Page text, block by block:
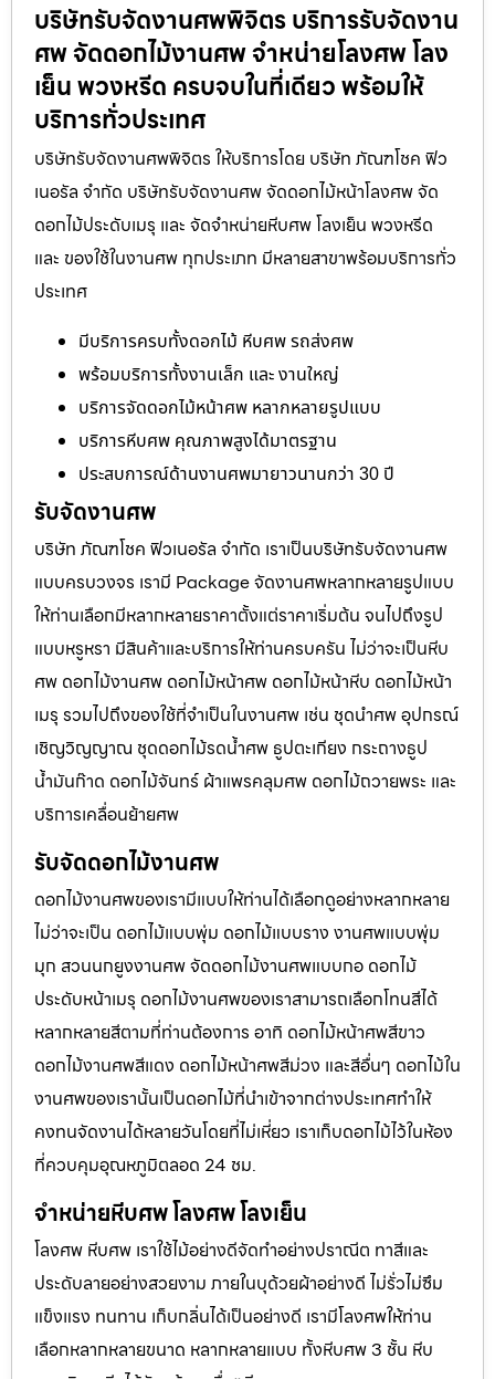
บริษัทรับจัดงานศพพิจิตร บริการรับจัดงาน
ศพ จัดดอกไม้งานศพ จำหน่ายโลงศพ โลง
เย็น พวงหรีด ครบจบในที่เดียว พร้อมให้
บริการทั่วประเทศ
บริษัทรับจัดงานศพพิจิตร ให้บริการโดย บริษัท ภัณฑโชค ฟิว
เนอรัล จำกัด บริษัทรับจัดงานศพ จัดดอกไม้หน้าโลงศพ จัด
ดอกไม้ประดับเมรุ และ จัดจำหน่ายหีบศพ โลงเย็น พวงหรีด
และ ของใช้ในงานศพ ทุกประเภท มีหลายสาขาพร้อมบริการทั่ว
ประเทศ
มีบริการครบทั้งดอกไม้ หีบศพ รถส่งศพ
พร้อมบริการทั้งงานเล็ก และ งานใหญ่
บริการจัดดอกไม้หน้าศพ หลากหลายรูปแบบ
บริการหีบศพ คุณภาพสูงได้มาตรฐาน
ประสบการณ์ด้านงานศพมายาวนานกว่า 30 ปี
รับจัดงานศพ
บริษัท ภัณฑโชค ฟิวเนอรัล จำกัด เราเป็นบริษัทรับจัดงานศพ
แบบครบวงจร เรามี Package จัดงานศพหลากหลายรูปแบบ
ให้ท่านเลือกมีหลากหลายราคาตั้งแต่ราคาเริ่มต้น จนไปถึงรูป
แบบหรูหรา มีสินค้าและบริการให้ท่านครบครัน ไม่ว่าจะเป็นหีบ
ศพ ดอกไม้งานศพ ดอกไม้หน้าศพ ดอกไม้หน้าหีบ ดอกไม้หน้า
เมรุ รวมไปถึงของใช้ที่จำเป็นในงานศพ เช่น ชุดนำศพ อุปกรณ์
เชิญวิญญาณ ชุดดอกไม้รดน้ำศพ ธูปตะเกียง กระถางธูป
น้ำมันก๊าด ดอกไม้จันทร์ ผ้าแพรคลุมศพ ดอกไม้ถวายพระ และ
บริการเคลื่อนย้ายศพ
รับจัดดอกไม้งานศพ
ดอกไม้งานศพของเรามีแบบให้ท่านได้เลือกดูอย่างหลากหลาย
ไม่ว่าจะเป็น ดอกไม้แบบพุ่ม ดอกไม้แบบราง งานศพแบบพุ่ม
มุก สวนนกยูงงานศพ จัดดอกไม้งานศพแบบกอ ดอกไม้
ประดับหน้าเมรุ ดอกไม้งานศพของเราสามารถเลือกโทนสีได้
หลากหลายสีตามที่ท่านต้องการ อาทิ ดอกไม้หน้าศพสีขาว
ดอกไม้งานศพสีแดง ดอกไม้หน้าศพสีม่วง และสีอื่นๆ ดอกไม้ใน
งานศพของเรานั้นเป็นดอกไม้ที่นำเข้าจากต่างประเทศทำให้
คงทนจัดงานได้หลายวันโดยที่ไม่เหี่ยว เราเก็บดอกไม้ไว้ในห้อง
ที่ควบคุมอุณหภูมิตลอด 24 ชม.
จำหน่ายหีบศพ โลงศพ โลงเย็น
โลงศพ หีบศพ เราใช้ไม้อย่างดีจัดทำอย่างปราณีต ทาสีและ
ประดับลายอย่างสวยงาม ภายในบุด้วยผ้าอย่างดี ไม่รั่วไม่ซึม
แข็งแรง ทนทาน เก็บกลิ่นได้เป็นอย่างดี เรามีโลงศพให้ท่าน
เลือกหลากหลายขนาด หลากหลายแบบ ทั้งหีบศพ 3 ชั้น หีบ